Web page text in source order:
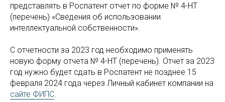
представлять в Роспатент отчет по форме № 4-НТ
(перечень) «Сведения об использовании
интеллектуальной собственности».
С отчетности за 2023 год необходимо применять
новую форму отчета № 4-НТ (перечень). Отчет за 2023
год нужно будет сдать в Роспатент не позднее 15
февраля 2024 года через Личный кабинет компании на
сайте ФИПС.